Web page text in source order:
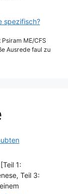
spezifisch?
ME/CFS
Ausrede faul zu
1:
Teil 3: